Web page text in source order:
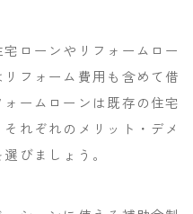
ローンやリフォームロー
フォーム費用も含めて借
ームローンは既存の住宅
れぞれのメリット・デメ
びましょう。